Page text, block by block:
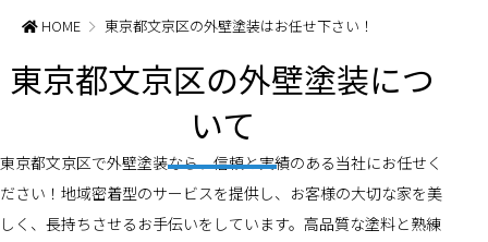
HOME 東京都文京区の外壁塗装はお任せ下さい！
東京都文京区の外壁塗装につ
いて
東京都文京区で外壁塗装なら、信頼と実績のある当社にお任せく
ださい！地域密着型のサービスを提供し、お客様の大切な家を美
しく、長持ちさせるお手伝いをしています。高品質な塗料と熟練